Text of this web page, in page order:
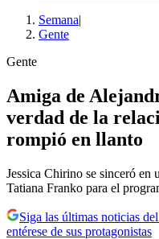
Semana|
Gente
Gente
Amiga de
verdad de la
rompió en llanto
Jessica Chirino se sinceró en
Tatiana Franko para el
Siga las últimas noticias
entérese de sus protagonistas